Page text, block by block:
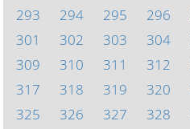
293
294 295 296
301
302 303 304
309
310 311 312
317
318 319 320
325
326 327 328